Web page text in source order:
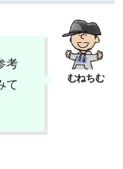
考
て